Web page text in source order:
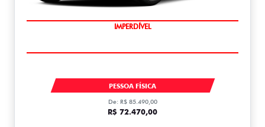
IMPERDÍVEL
MOBI
PESSOA FÍSICA
De: R$ 85.490,00
R$ 72.470,00